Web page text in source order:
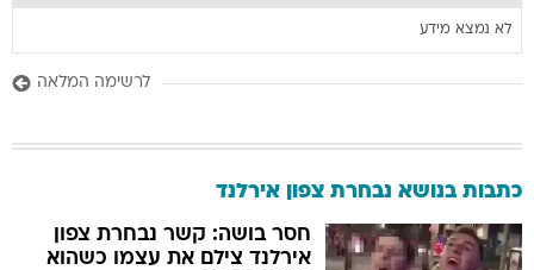
לא נמצא מידע
לרשימה המלאה
כתבות בנושא נבחרת צפון אירלנד
חסר בושה: קשר נבחרת צפון
אירלנד צילם את עצמו כשהוא